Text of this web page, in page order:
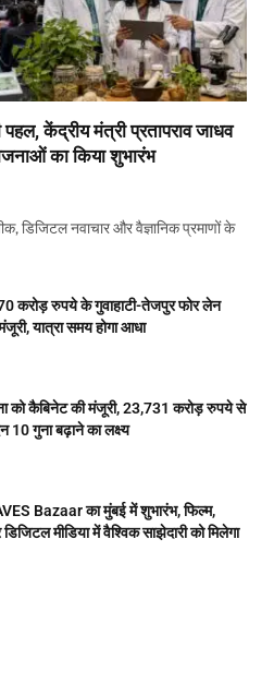
केंद्रीय मंत्री प्रतापराव जाधव
का किया शुभारंभ
डिजिटल नवाचार और वैज्ञानिक प्रमाणों के
करोड़ रुपये के गुवाहाटी-तेजपुर फोर लेन
यात्रा समय होगा आधा
को कैबिनेट की मंजूरी, 23,731 करोड़ रुपये से
10 गुना बढ़ाने का लक्ष्य
Bazaar का मुंबई में शुभारंभ, फिल्म,
मीडिया में वैश्विक साझेदारी को मिलेगा